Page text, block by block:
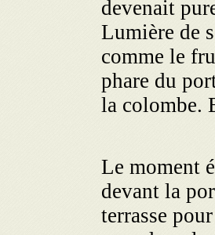
devenait
Lumière de
comme le
phare du
la colombe.
Le moment
devant la
terrasse